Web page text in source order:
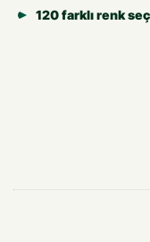
120 farklı renk